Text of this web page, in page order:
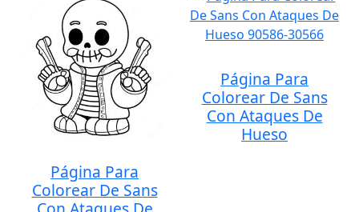
Página Para
Colorear De Sans
Página Para
Colorear De Sans
Con Ataques De
Hueso